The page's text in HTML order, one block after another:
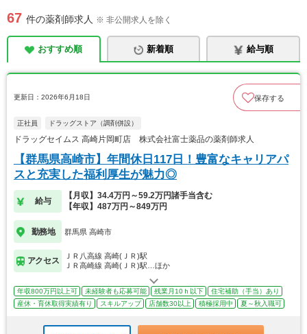
67 件の薬剤師求人 ※ 非公開求人を除く
おすすめ順 新着順 給与順
更新日：2026年6月18日 保存する
正社員 ドラッグストア（調剤併設）
ドラッグセイムス 高崎片岡町店 株式会社富士薬品の薬剤師求人
【群馬県高崎市】年間休日117日！豊富なキャリアパ
スと充実した福利厚生が魅力◎
給与
【月収】34.4万円～59.2万円諸手当含む
【年収】487万円～849万円
勤務地 群馬県 高崎市
アクセス
ＪＲ八高線 高崎(ＪＲ)駅
ＪＲ高崎線 高崎(ＪＲ)駅…ほか
年収800万円以上可 未経験者も応募可能 残業月10ｈ以下
住宅補助（手当）あり
産休・育休取得実績有り
スキルアップ 店舗数30以上 積極採用中 夏～秋入職可